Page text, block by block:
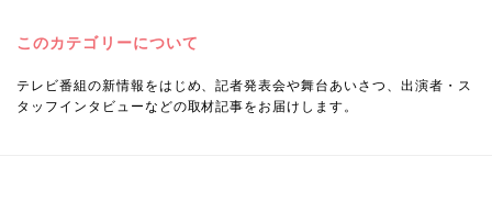
このカテゴリーについて
テレビ番組の新情報をはじめ、記者発表会や舞台あいさつ、出演者・ス
タッフインタビューなどの取材記事をお届けします。